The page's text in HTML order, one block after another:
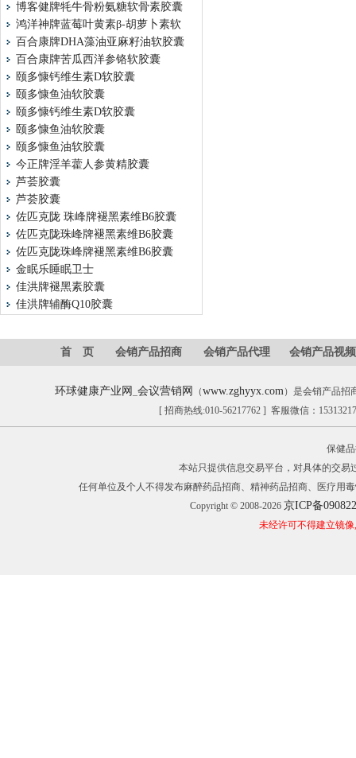
博客健牌牦牛骨粉氨糖软骨素胶囊
鸿洋神牌蓝莓叶黄素β-胡萝卜素软
百合康牌DHA藻油亚麻籽油软胶囊
百合康牌苦瓜西洋参铬软胶囊
颐多慷钙维生素D软胶囊
颐多慷鱼油软胶囊
颐多慷钙维生素D软胶囊
颐多慷鱼油软胶囊
颐多慷鱼油软胶囊
今正牌淫羊藿人参黄精胶囊
芦荟胶囊
芦荟胶囊
佐匹克陇 珠峰牌褪黑素维B6胶囊
佐匹克陇珠峰牌褪黑素维B6胶囊
佐匹克陇珠峰牌褪黑素维B6胶囊
金眠乐睡眠卫士
佳洪牌褪黑素胶囊
佳洪牌辅酶Q10胶囊
首 页 会销产品招商 会销产品代理 会销产品视频
环球健康产业网 会议营销网 （www.zghyyx.com）是会销产品招
[ 招商热线:010-56217762 ] 客服微信：
保健
本站只提供信息交易平台，对具体的交
任何单位及个人不得发布麻醉药品招商、精神药品招商、医疗用
Copyright © 2008-2026 京ICP备
未经许可不得建立镜